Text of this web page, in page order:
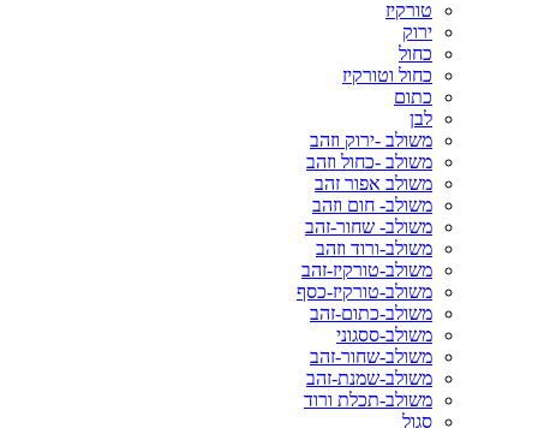
טורקיז
ירוק
כחול
כחול וטורקיז
כתום
לבן
משולב -ירוק וזהב
משולב -כחול וזהב
משולב אפור זהב
משולב- חום וזהב
משולב- שחור-זהב
משולב-ורוד וזהב
משולב-טורקיז-זהב
משולב-טורקיז-כסף
משולב-כתום-זהב
משולב-ססגוני
משולב-שחור-זהב
משולב-שמנת-זהב
משולב-תכלת ורוד
סגול